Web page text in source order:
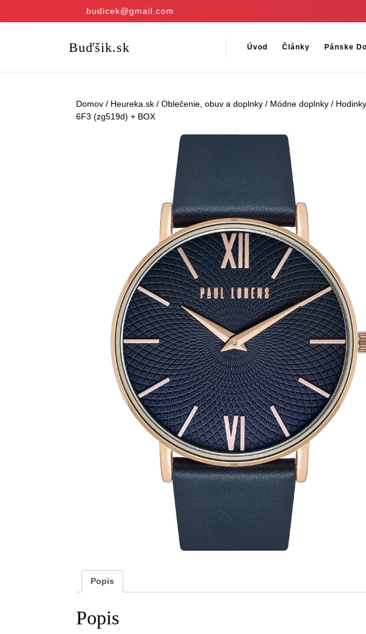
budicek@gmail.com
Buďšik.sk Úvod Články Pánske
Domov / Heureka.sk / Oblečenie, obuv a doplnky / Módne doplnky /
6F3 (zg519d) + BOX
Popis
Popis